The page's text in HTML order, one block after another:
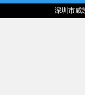
深圳市威